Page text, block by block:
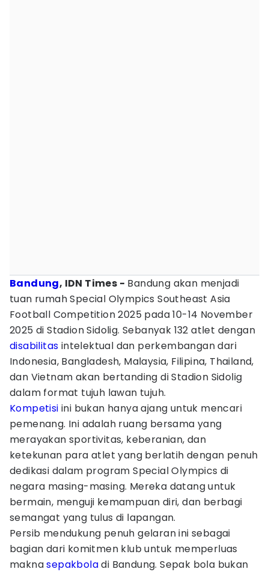
Bandung, IDN Times - Bandung akan menjadi
tuan rumah Special Olympics Southeast Asia
Football Competition 2025 pada 10-14 November
2025 di Stadion Sidolig. Sebanyak 132 atlet dengan
disabilitas intelektual dan perkembangan dari
Indonesia, Bangladesh, Malaysia, Filipina, Thailand,
dan Vietnam akan bertanding di Stadion Sidolig
dalam format tujuh lawan tujuh.
Kompetisi ini bukan hanya ajang untuk mencari
pemenang. Ini adalah ruang bersama yang
merayakan sportivitas, keberanian, dan
ketekunan para atlet yang berlatih dengan penuh
dedikasi dalam program Special Olympics di
negara masing-masing. Mereka datang untuk
bermain, menguji kemampuan diri, dan berbagi
semangat yang tulus di lapangan.
Persib mendukung penuh gelaran ini sebagai
bagian dari komitmen klub untuk memperluas
maknasepakboladi Bandung. Sepak bola bukan